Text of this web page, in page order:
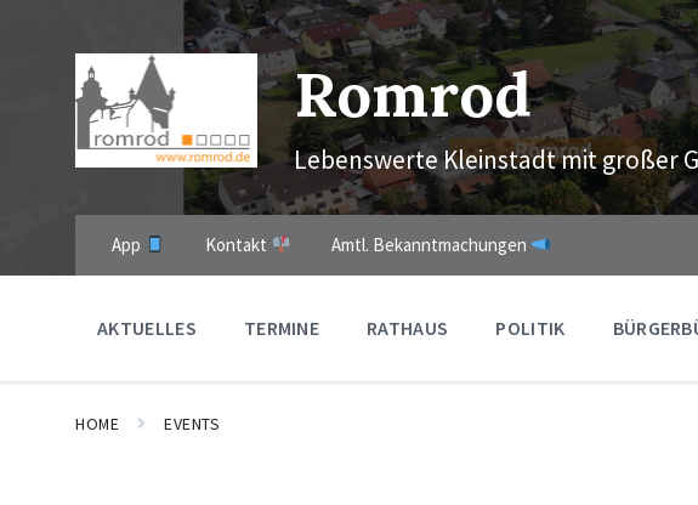
navigation
Romrod
Lebenswerte Kleinstadt mit großer
App Kontakt Amtl. Bekanntmachungen
AKTUELLES TERMINE RATHAUS POLITIK
HOME EVENTS